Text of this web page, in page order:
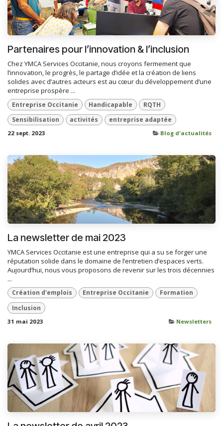
Partenaires pour l’innovation & l’inclusion
Chez YMCA Services Occitanie, nous croyons fermement que
l’innovation, le progrès, le partage d’idée et la création de liens
solides avec d’autres acteurs est au cœur du développement d’une
entreprise prospère ...
Entreprise Occitanie Handicapable
RQTH
Sensibilisation
activités entreprise adaptée
22 sept. 2023 Blog d'actualités
La newsletter de mai 2023
YMCA Services Occitanie est une entreprise qui a su se forger une
réputation solide dans le domaine de l’entretien d’espaces verts.
Aujourd’hui, nous vous proposons de revenir sur les trois décennies
...
Création d'emplois Entreprise Occitanie
Formation
Inclusion
31 mai 2023 Newsletters